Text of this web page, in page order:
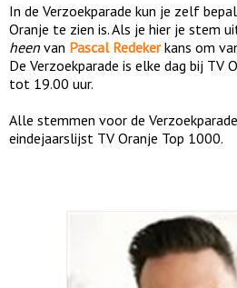
In de Verzoekparade kun je zelf
Oranje te zien is. Als je hier je stem
heen van Pascal Redekerkans om
De Verzoekparade is elke dag bij TV
tot 19.00 uur.
Alle stemmen voor de
eindejaarslijst TV Oranje Top 1000.